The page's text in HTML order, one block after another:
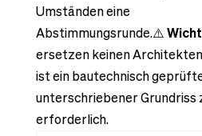
Umständen eine
Abstimmungsrunde.⚠️
ersetzen keinen
ist ein bautechnisch
unterschriebener Grundriss
erforderlich.